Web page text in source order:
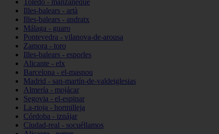
Toledo - manzaneque
Illes-balears - artà
Illes-balears - andratx
Málaga - guaro
Pontevedra - vilanova-de-arousa
Zamora - toro
Illes-balears - esporles
Alicante - elx
Barcelona - el-masnou
Madrid - san-martín-de-valdeiglesias
Almería - mojácar
Segovia - el-espinar
La-rioja - hormilleja
Córdoba - iznájar
Ciudad-real - socuéllamos